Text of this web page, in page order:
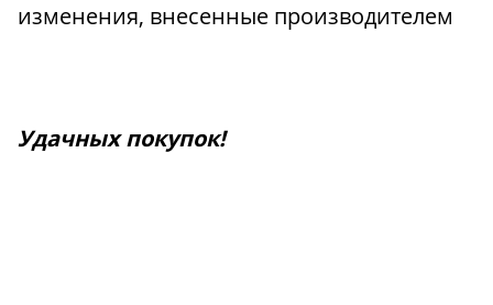
изменения, внесенные производителем
Удачных покупок!